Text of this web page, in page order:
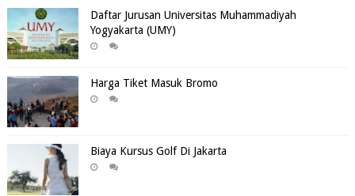
Daftar Jurusan Universitas Muhammadiyah
Yogyakarta (UMY)
Harga Tiket Masuk Bromo
Biaya Kursus Golf Di Jakarta